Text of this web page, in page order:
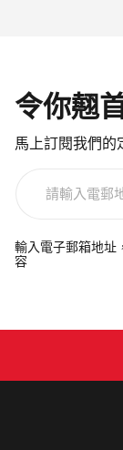
令你翹
馬上訂閱我們的
電
郵
輸入電子郵箱地址
容